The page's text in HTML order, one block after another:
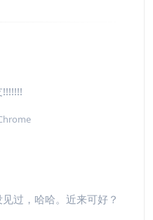
见过，哈哈。近来可好？